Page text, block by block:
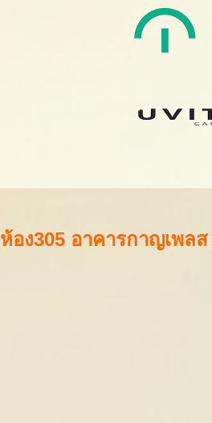
ห้อง305 อาคารกาญเพล